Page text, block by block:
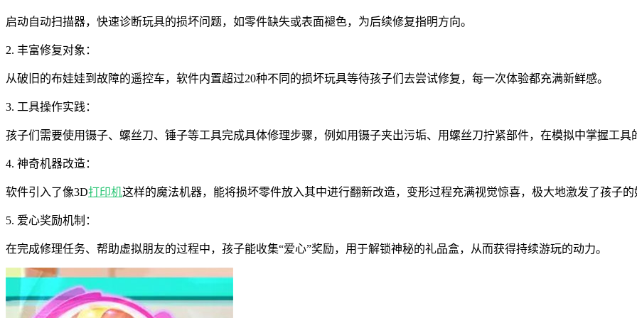
启动自动扫描器，快速诊断玩具的损坏问题，如零件缺失或表面褪色，为后续修复指明方向。
2. 丰富修复对象：
从破旧的布娃娃到故障的遥控车，软件内置超过20种不同的损坏玩具等待孩子们去尝试修复，每一次体验都充满新鲜感。
3. 工具操作实践：
孩子们需要使用镊子、螺丝刀、锤子等工具完成具体修理步骤，例如用镊子夹出污垢、用螺丝刀拧紧部件，在模拟中掌握工具
4. 神奇机器改造：
软件引入了像3D打印机这样的魔法机器，能将损坏零件放入其中进行翻新改造，变形过程充满视觉惊喜，极大地激发了孩子的
5. 爱心奖励机制：
在完成修理任务、帮助虚拟朋友的过程中，孩子能收集“爱心”奖励，用于解锁神秘的礼品盒，从而获得持续游玩的动力。